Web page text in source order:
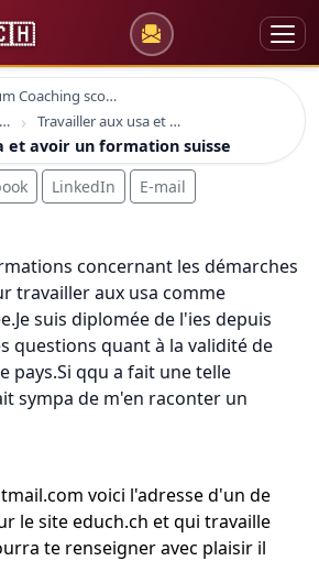
forum Coaching scolaire
forum Coaching online formation professionelle emploi education
Travailler aux usa et avoir un formation suisse
et avoir un formation suisse
LinkedIn E-mail
concernant les démarches
travailler aux usa comme
suis diplomée de l'ies depuis
questions quant à la validité de
pays.Si qqu a fait une telle
sympa de m'en raconter un
voici l'adresse d'un de
le site educh.ch et qui travaille
te renseigner avec plaisir il